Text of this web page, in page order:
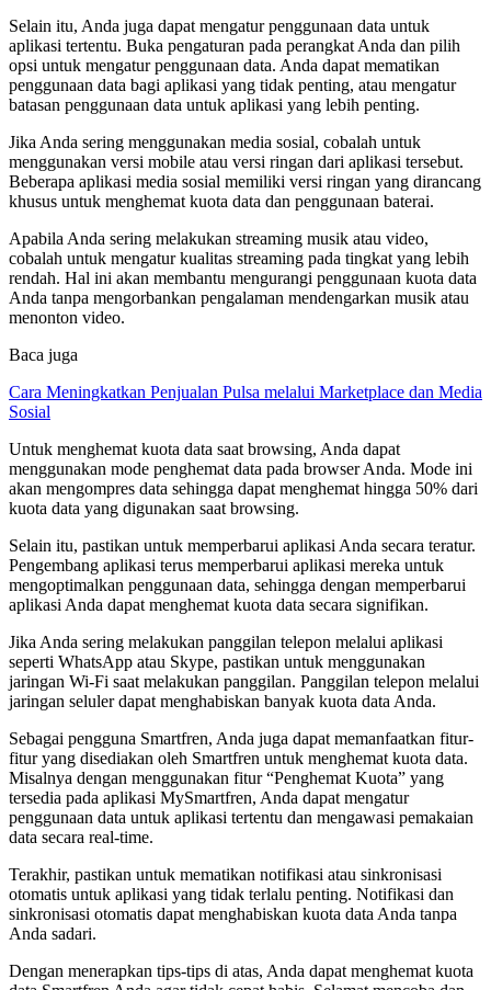
Selain itu, Anda juga dapat mengatur penggunaan data untuk
aplikasi tertentu. Buka pengaturan pada perangkat Anda dan pilih
opsi untuk mengatur penggunaan data. Anda dapat mematikan
penggunaan data bagi aplikasi yang tidak penting, atau mengatur
batasan penggunaan data untuk aplikasi yang lebih penting.
Jika Anda sering menggunakan media sosial, cobalah untuk
menggunakan versi mobile atau versi ringan dari aplikasi tersebut.
Beberapa aplikasi media sosial memiliki versi ringan yang dirancang
khusus untuk menghemat kuota data dan penggunaan baterai.
Apabila Anda sering melakukan streaming musik atau video,
cobalah untuk mengatur kualitas streaming pada tingkat yang lebih
rendah. Hal ini akan membantu mengurangi penggunaan kuota data
Anda tanpa mengorbankan pengalaman mendengarkan musik atau
menonton video.
Baca juga
Cara Meningkatkan Penjualan Pulsa melalui Marketplace dan Media
Sosial
Untuk menghemat kuota data saat browsing, Anda dapat
menggunakan mode penghemat data pada browser Anda. Mode ini
akan mengompres data sehingga dapat menghemat hingga 50% dari
kuota data yang digunakan saat browsing.
Selain itu, pastikan untuk memperbarui aplikasi Anda secara teratur.
Pengembang aplikasi terus memperbarui aplikasi mereka untuk
mengoptimalkan penggunaan data, sehingga dengan memperbarui
aplikasi Anda dapat menghemat kuota data secara signifikan.
Jika Anda sering melakukan panggilan telepon melalui aplikasi
seperti WhatsApp atau Skype, pastikan untuk menggunakan
jaringan Wi-Fi saat melakukan panggilan. Panggilan telepon melalui
jaringan seluler dapat menghabiskan banyak kuota data Anda.
Sebagai pengguna Smartfren, Anda juga dapat memanfaatkan fitur-
fitur yang disediakan oleh Smartfren untuk menghemat kuota data.
Misalnya dengan menggunakan fitur “Penghemat Kuota” yang
tersedia pada aplikasi MySmartfren, Anda dapat mengatur
penggunaan data untuk aplikasi tertentu dan mengawasi pemakaian
data secara real-time.
Terakhir, pastikan untuk mematikan notifikasi atau sinkronisasi
otomatis untuk aplikasi yang tidak terlalu penting. Notifikasi dan
sinkronisasi otomatis dapat menghabiskan kuota data Anda tanpa
Anda sadari.
Dengan menerapkan tips-tips di atas, Anda dapat menghemat kuota